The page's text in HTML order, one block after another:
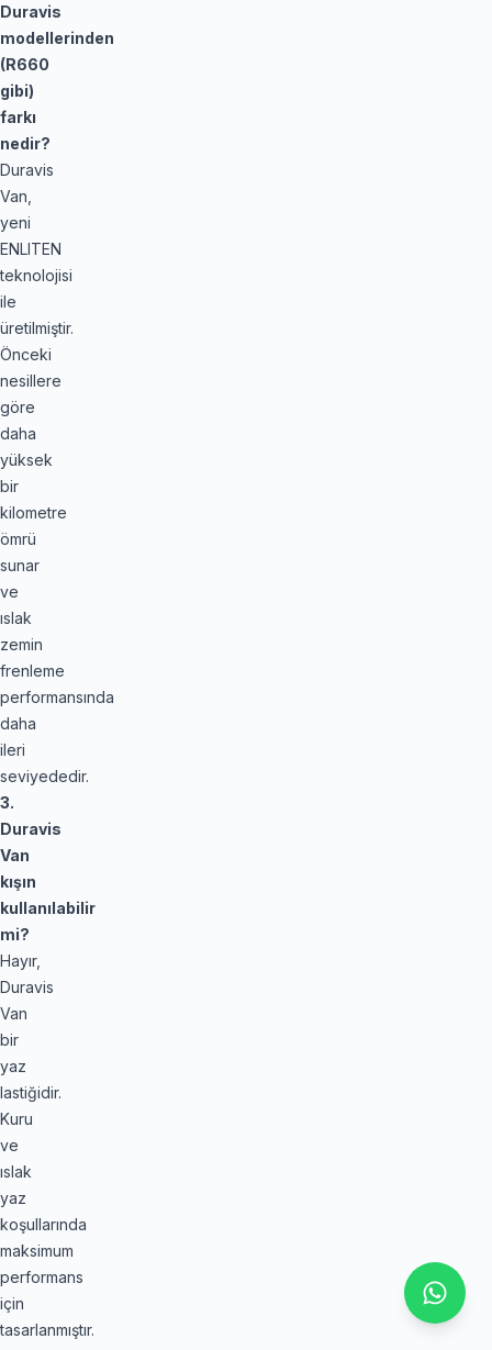
Duravis
modellerinden
(R660
gibi)
farkı
nedir?
Duravis
Van,
yeni
ENLITEN
teknolojisi
ile
üretilmiştir.
Önceki
nesillere
göre
daha
yüksek
bir
kilometre
ömrü
sunar
ve
ıslak
zemin
frenleme
performansında
daha
ileri
seviyededir.
3.
Duravis
Van
kışın
kullanılabilir
mi?
Hayır,
Duravis
Van
bir
yaz
lastiğidir.
Kuru
ve
ıslak
yaz
koşullarında
maksimum
performans
için
tasarlanmıştır.